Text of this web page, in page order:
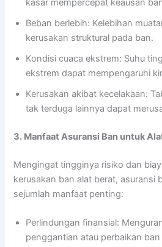
kasar mempercepat keausan
Beban berlebih: Kelebihan
kerusakan struktural pada ban.
Kondisi cuaca ekstrem: Suhu
ekstrem dapat mempengaruhi
Kerusakan akibat kecelakaan:
tak terduga lainnya dapat
3. Manfaat Asuransi Ban untuk
Mengingat tingginya risiko dan
kerusakan ban alat berat, asuransi
sejumlah manfaat penting:
Perlindungan finansial:
penggantian atau perbaikan